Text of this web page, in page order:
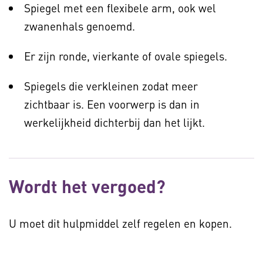
Spiegel met een flexibele arm, ook wel
zwanenhals genoemd.
Er zijn ronde, vierkante of ovale spiegels.
Spiegels die verkleinen zodat meer
zichtbaar is. Een voorwerp is dan in
werkelijkheid dichterbij dan het lijkt.
Wordt het vergoed?
U moet dit hulpmiddel zelf regelen en kopen.